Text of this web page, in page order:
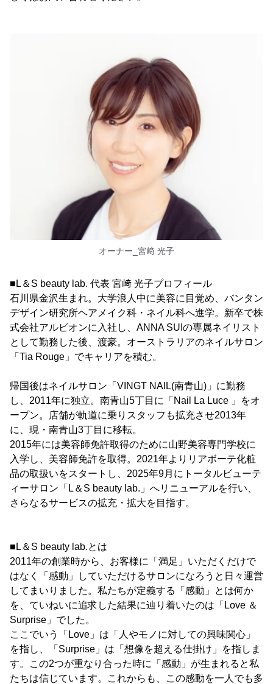
オーナー_宮﨑 光子
■L＆S beauty lab. 代表 宮﨑 光子プロフィール
石川県金沢生まれ。大学浪人中に美容に目覚め、バンタン
デザイン研究所ヘアメイク科・ネイル科へ進学。新卒で株
式会社アルビオンに入社し、ANNA SUIの専属ネイリスト
として勤務した後、渡豪。オーストラリアのネイルサロン
「Tia Rouge」でキャリアを積む。
帰国後はネイルサロン「VINGT NAIL(南青山)」に勤務
し、2011年に独立。南青山5丁目に「Nail La Luce 」をオ
ープン。店舗が軌道に乗りスタッフも拡充させ2013年
に、現・南青山3丁目に移転。
2015年には美容師免許取得のために山野美容専門学校に
入学し、美容師免許を取得。2021年よりリアボーテ化粧
品の取扱いをスタートし、2025年9月にトータルビューテ
ィーサロン「L＆S beauty lab.」へリニューアルを行い、
さらなるサービスの拡充・拡大を目指す。
■L＆S beauty lab.とは
2011年の創業時から、お客様に「満足」いただくだけで
はなく「感動」していただけるサロンになろうと日々運営
してまいりました。私たちが定義する「感動」とは何か
を、ていねいに追求した結果に辿り着いたのは「Love ＆
Surprise」でした。
ここでいう「Love」は「人やモノに対しての興味関心」
を指し、「Surprise」は「想像を超える仕掛け」を指しま
す。この2つが重なり合った時に「感動」が生まれると私
たちは信じています。これからも、この感動を一人でも多